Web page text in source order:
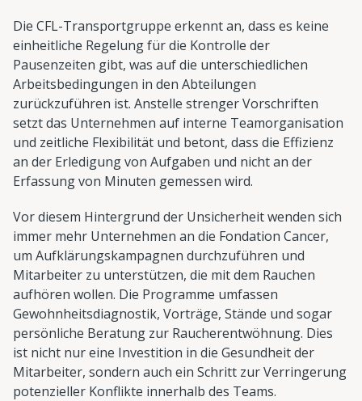
Die CFL-Transportgruppe erkennt an, dass es keine
einheitliche Regelung für die Kontrolle der
Pausenzeiten gibt, was auf die unterschiedlichen
Arbeitsbedingungen in den Abteilungen
zurückzuführen ist. Anstelle strenger Vorschriften
setzt das Unternehmen auf interne Teamorganisation
und zeitliche Flexibilität und betont, dass die Effizienz
an der Erledigung von Aufgaben und nicht an der
Erfassung von Minuten gemessen wird.
Vor diesem Hintergrund der Unsicherheit wenden sich
immer mehr Unternehmen an die Fondation Cancer,
um Aufklärungskampagnen durchzuführen und
Mitarbeiter zu unterstützen, die mit dem Rauchen
aufhören wollen. Die Programme umfassen
Gewohnheitsdiagnostik, Vorträge, Stände und sogar
persönliche Beratung zur Raucherentwöhnung. Dies
ist nicht nur eine Investition in die Gesundheit der
Mitarbeiter, sondern auch ein Schritt zur Verringerung
potenzieller Konflikte innerhalb des Teams.